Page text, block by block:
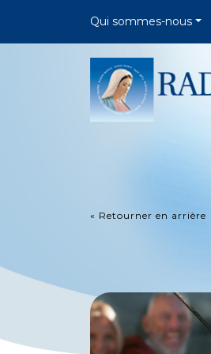
Qui sommes-nous
« Retourner en arrière